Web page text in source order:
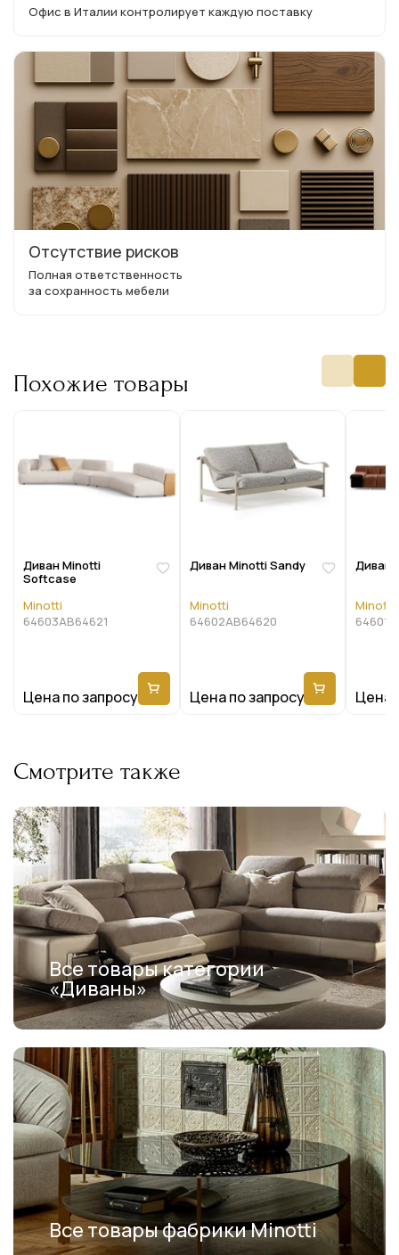
Офис в Италии контролирует каждую поставку
Отсутствие рисков
Полная ответственность
за сохранность мебели
Похожие товары
Диван Minotti
Softcase
Minotti
64603AB64621
Цена по запросу
Диван Minotti Sandy
Minotti
64602AB64620
Цена по запросу
Диван
Minotti
Цена
Смотрите также
Все товары категории
«Диваны»
Все товары фабрики Minotti